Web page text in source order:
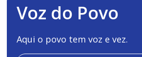
Voz do Povo
Aqui o povo tem voz e vez.